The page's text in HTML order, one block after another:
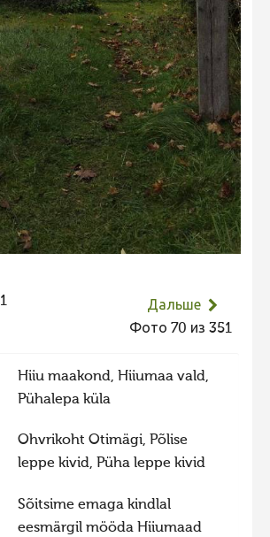
2019
2018
2017
2016
2015
2014
2013
2012
2011
2008
Дальше
Фото 70 из 351
Hiiu maakond, Hiiumaa vald,
Pühalepa küla
Ohvrikoht Otimägi, Põlise
leppe kivid, Püha leppe kivid
Sõitsime emaga kindlal
eesmärgil mööda Hiiumaad